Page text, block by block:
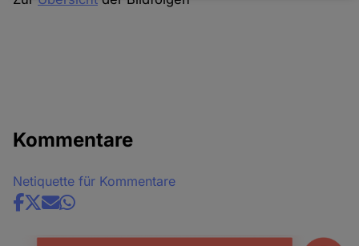
Kommentare
Netiquette für Kommentare
Share
news